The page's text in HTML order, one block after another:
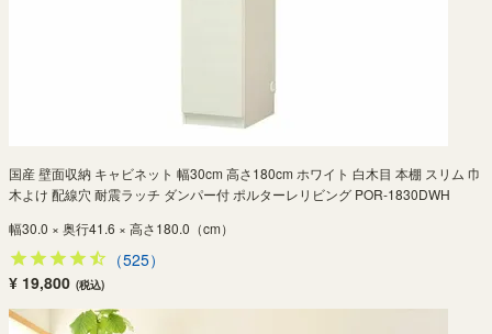
国産 壁面収納 キャビネット 幅30cm 高さ180cm ホワイト 白木目 本棚 スリム 巾
木よけ 配線穴 耐震ラッチ ダンパー付 ポルターレリビング POR-1830DWH
幅30.0 × 奥行41.6 × 高さ180.0（cm）
（525）
¥ 19,800 (税込)